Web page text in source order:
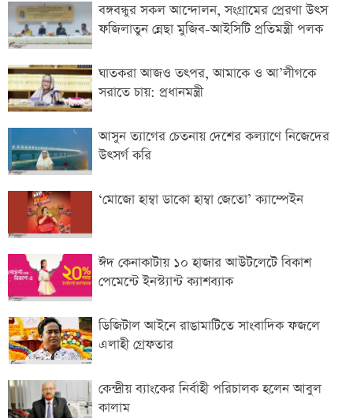
বঙ্গবন্ধুর সকল আন্দোলন, সংগ্রামের প্রেরণা উৎস
ফজিলাতুন ন্নেছা মুজিব-আইসিটি প্রতিমন্ত্রী পলক
ঘাতকরা আজও তৎপর, আমাকে ও আ’লীগকে
সরাতে চায়: প্রধানমন্ত্রী
আসুন ত্যাগের চেতনায় দেশের কল্যাণে নিজেদের
উৎসর্গ করি
‘মোজো হাম্বা ডাকো হাম্বা জেতো’ ক্যাম্পেইন
ঈদ কেনাকাটায় ১০ হাজার আউটলেটে বিকাশ
পেমেন্টে ইনস্ট্যান্ট ক্যাশব্যাক
ডিজিটাল আইনে রাঙামাটিতে সাংবাদিক ফজলে
এলাহী গ্রেফতার
কেন্দ্রীয় ব্যাংকের নির্বাহী পরিচালক হলেন আবুল
কালাম